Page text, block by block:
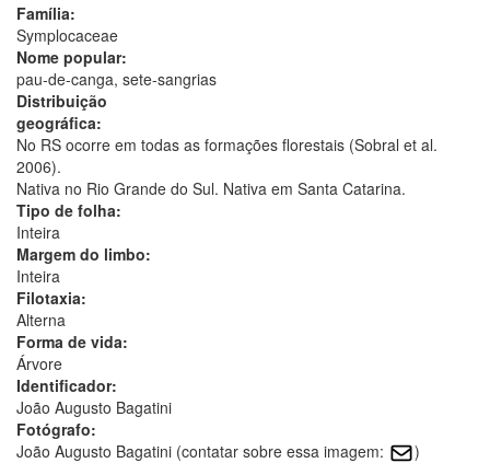
Família:
Symplocaceae
Nome popular:
pau-de-canga, sete-sangrias
Distribuição
geográfica:
No RS ocorre em todas as formações florestais (Sobral et al.
2006).
Nativa no Rio Grande do Sul. Nativa em Santa Catarina.
Tipo de folha:
Inteira
Margem do limbo:
Inteira
Filotaxia:
Alterna
Forma de vida:
Árvore
Identificador:
João Augusto Bagatini
Fotógrafo:
João Augusto Bagatini (contatar sobre essa imagem:
)